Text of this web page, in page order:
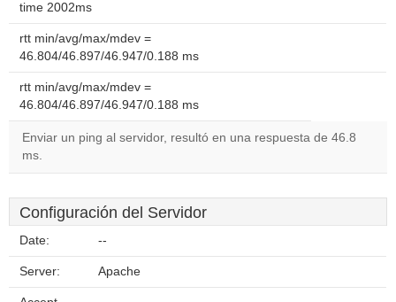
time 2002ms
rtt min/avg/max/mdev =
46.804/46.897/46.947/0.188 ms
rtt min/avg/max/mdev =
46.804/46.897/46.947/0.188 ms
Enviar un ping al servidor, resultó en una respuesta de 46.8
ms.
Configuración del Servidor
Date: --
Server: Apache